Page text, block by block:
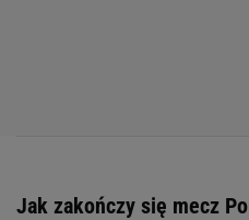
Jak zakończy się mecz